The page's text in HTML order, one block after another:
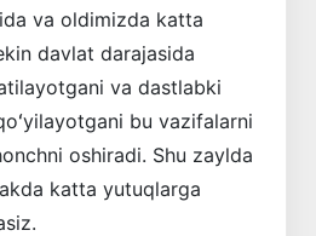
va oldimizda katta
davlat darajasida
va dastlabki
bu vazifalarni
oshiradi. Shu zaylda
katta yutuqlarga